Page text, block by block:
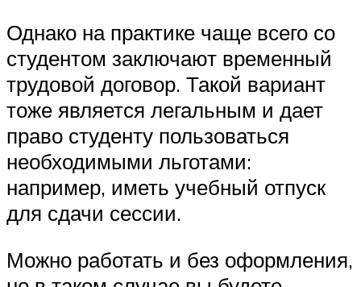
Однако на практике чаще всего со
студентом заключают временный
трудовой договор. Такой вариант
тоже является легальным и дает
право студенту пользоваться
необходимыми льготами:
например, иметь учебный отпуск
для сдачи сессии.
Можно работать и без оформления,